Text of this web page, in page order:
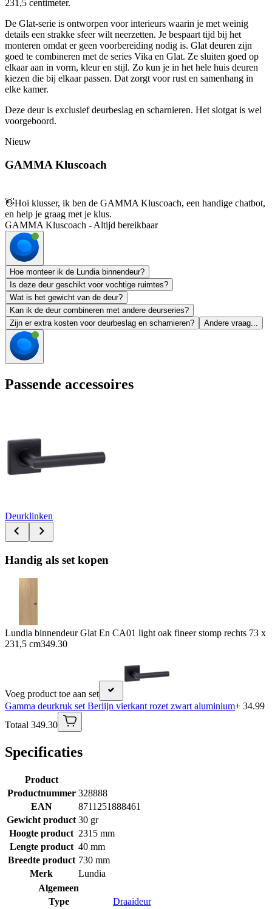
231,5 centimeter.
De Glat-serie is ontworpen voor interieurs waarin je met weinig
details een strakke sfeer wilt neerzetten. Je bespaart tijd bij het
monteren omdat er geen voorbereiding nodig is. Glat deuren zijn
goed te combineren met de series Vika en Glat. Ze sluiten goed op
elkaar aan in vorm, kleur en stijl. Zo kun je in het hele huis deuren
kiezen die bij elkaar passen. Dat zorgt voor rust en samenhang in
elke kamer.
Deze deur is exclusief deurbeslag en scharnieren. Het slotgat is wel
voorgeboord.
Nieuw
GAMMA Kluscoach
👋Hoi klusser, ik ben de GAMMA Kluscoach, een handige chatbot,
en help je graag met je klus.
GAMMA Kluscoach - Altijd bereikbaar
Hoe monteer ik de Lundia binnendeur?
Is deze deur geschikt voor vochtige ruimtes?
Wat is het gewicht van de deur?
Kan ik de deur combineren met andere deurseries?
Zijn er extra kosten voor deurbeslag en scharnieren?
Andere vraag...
Passende accessoires
Deurklinken
Handig als set kopen
Lundia binnendeur Glat En CA01 light oak fineer stomp rechts 73 x
231,5 cm349.30
Voeg product toe aan set
Gamma deurkruk set Berlijn vierkant rozet zwart aluminium+ 34.99
Totaal 349.30
Specificaties
Product
Productnummer 328888
EAN
8711251888461
Gewicht product 30 gr
Hoogte product 2315 mm
Lengte product 40 mm
Breedte product 730 mm
Merk
Lundia
Algemeen
Type
Draaideur